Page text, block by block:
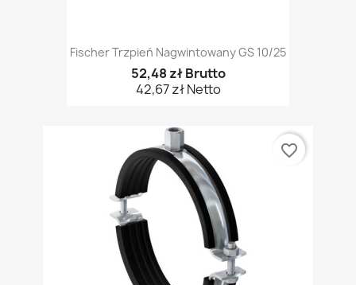
Fischer Trzpień Nagwintowany GS 10/25
52,48 zł Brutto
42,67 zł Netto
favorite_border